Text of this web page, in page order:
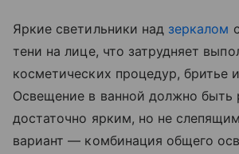
Яркие светильники над зеркалом
тени на лице, что затрудняет
косметических процедур, бритье
Освещение в ванной должно
достаточно ярким, но не
вариант — комбинация общего